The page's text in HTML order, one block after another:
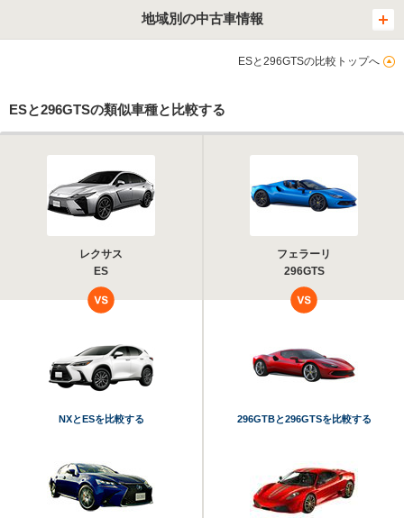
地域別の中古車情報
ESと296GTSの比較トップへ
ESと296GTSの類似車種と比較する
レクサス
ES
フェラーリ
296GTS
NXとESを比較する 296GTBと296GTSを比較する